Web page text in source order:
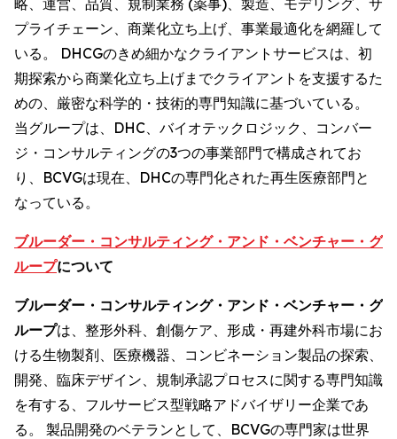
略、運営、品質、規制業務 (薬事)、製造、モデリング、サ
プライチェーン、商業化立ち上げ、事業最適化を網羅して
いる。 DHCGのきめ細かなクライアントサービスは、初
期探索から商業化立ち上げまでクライアントを支援するた
めの、厳密な科学的・技術的専門知識に基づいている。
当グループは、DHC、バイオテックロジック、コンバー
ジ・コンサルティングの3つの事業部門で構成されてお
り、BCVGは現在、DHCの専門化された再生医療部門と
なっている。
ブルーダー・コンサルティング・アンド・ベンチャー・グ
ループについて
ブルーダー・コンサルティング・アンド・ベンチャー・グ
ループは、整形外科、創傷ケア、形成・再建外科市場にお
ける生物製剤、医療機器、コンビネーション製品の探索、
開発、臨床デザイン、規制承認プロセスに関する専門知識
を有する、フルサービス型戦略アドバイザリー企業であ
る。 製品開発のベテランとして、BCVGの専門家は世界